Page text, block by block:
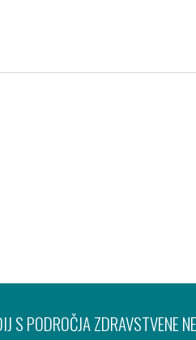
S PODROČJA ZDRAVSTVENE